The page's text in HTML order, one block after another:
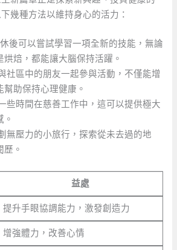
幾種方法以維持身心的活力：
休後可以嘗試學習一項全新的技能，無論
烘焙，都能讓大腦保持活躍。
社區中的朋友一起參與活動，不僅能增
助保持心理健康。
些時間在慈善工作中，這可以提供極大
無壓力的小旅行，探索從未去過的地
。
益處
提升手眼協調能力，激發創造力
增強體力，改善心情